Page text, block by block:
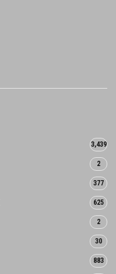
3,439
2
377
625
2
30
883